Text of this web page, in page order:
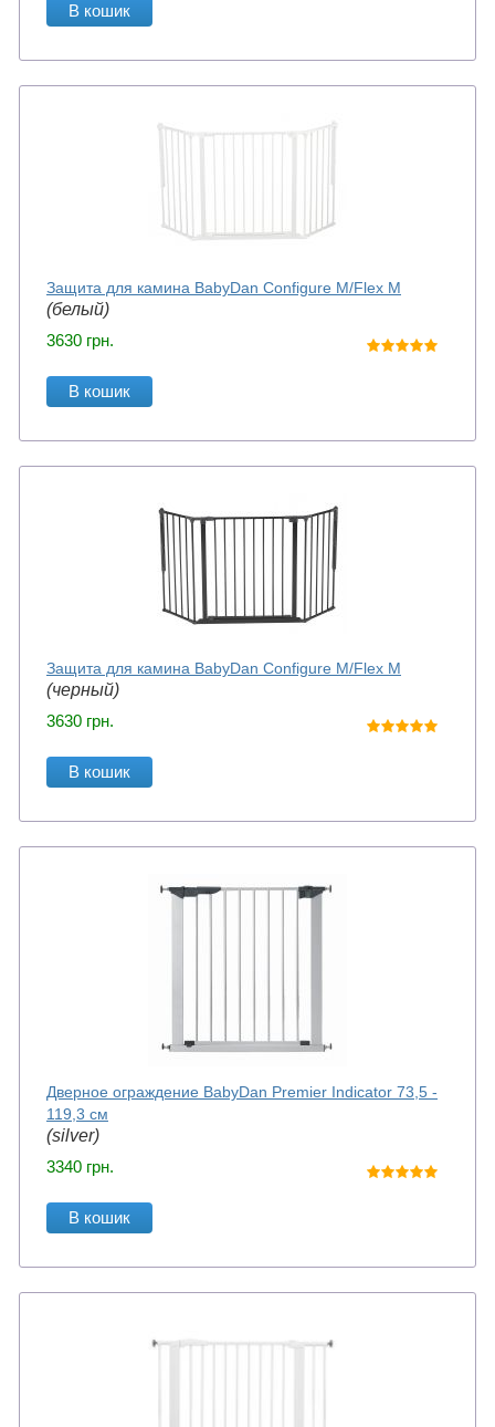
В кошик
Защита для камина BabyDan Configure M/Flex M
(белый)
3630 грн.
В кошик
Защита для камина BabyDan Configure M/Flex M
(черный)
3630 грн.
В кошик
Дверное ограждение BabyDan Premier Indicator 73,5 -
119,3 см
(silver)
3340 грн.
В кошик